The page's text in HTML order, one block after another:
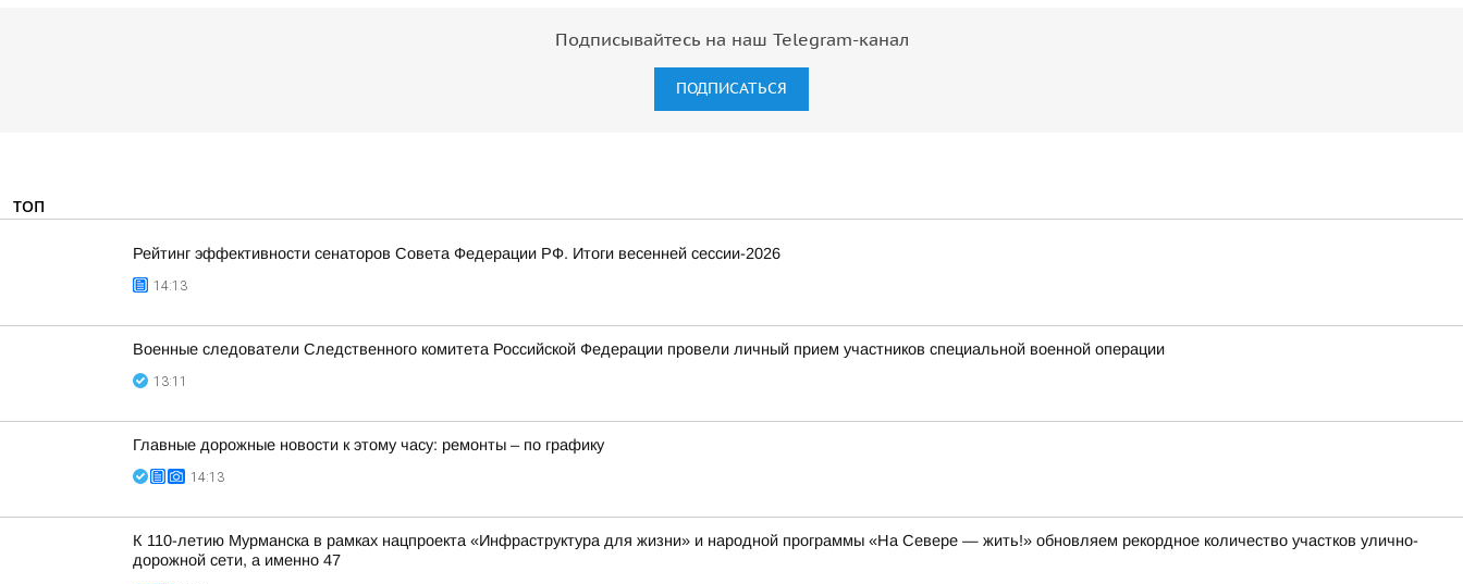
Подписывайтесь на наш Telegram-канал
ПОДПИСАТЬСЯ
ТОП
Рейтинг эффективности сенаторов Совета Федерации РФ. Итоги весенней сессии-2026
14:13
Военные следователи Следственного комитета Российской Федерации провели личный прием участников специальной военной операции
13:11
Главные дорожные новости к этому часу: ремонты – по графику
14:13
К 110-летию Мурманска в рамках нацпроекта «Инфраструктура для жизни» и народной программы «На Севере — жить!» обновляем рекордное количество участков улично-
дорожной сети, а именно 47